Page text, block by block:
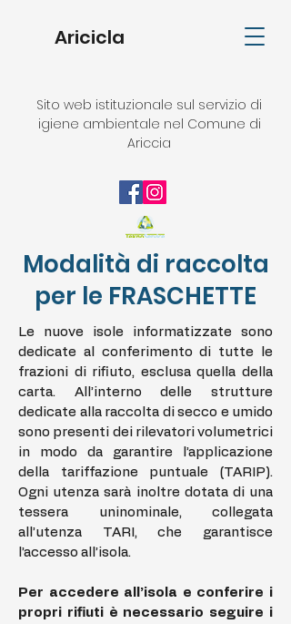
Aricicla
Sito web istituzionale sul servizio di
igiene ambientale nel Comune di
Ariccia
Modalità di raccolta
per le FRASCHETTE
Le nuove isole informatizzate sono
dedicate al conferimento di tutte le
frazioni di rifiuto, esclusa quella della
carta. All’interno delle strutture
dedicate alla raccolta di secco e umido
sono presenti dei rilevatori volumetrici
in modo da garantire l’applicazione
della tariffazione puntuale (TARIP).
Ogni utenza sarà inoltre dotata di una
tessera uninominale, collegata
all’utenza TARI, che garantisce
l’accesso all’isola.
Per accedere all’isola e conferire i
propri rifiuti è necessario seguire i